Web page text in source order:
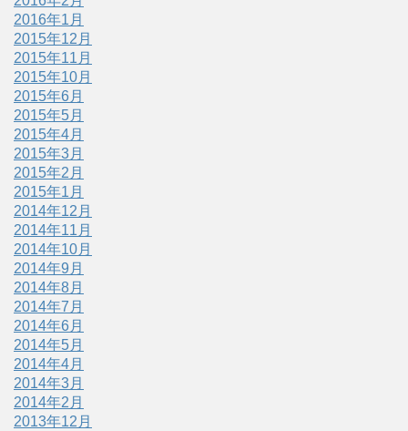
2016年1月
2015年12月
2015年11月
2015年10月
2015年6月
2015年5月
2015年4月
2015年3月
2015年2月
2015年1月
2014年12月
2014年11月
2014年10月
2014年9月
2014年8月
2014年7月
2014年6月
2014年5月
2014年4月
2014年3月
2014年2月
2013年12月